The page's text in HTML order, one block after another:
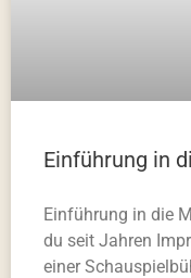
Einführung in
Einführung in die
du seit Jahren
einer